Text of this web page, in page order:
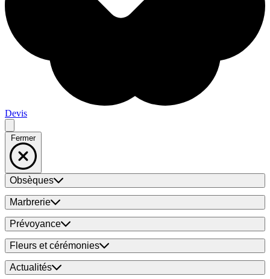
Devis
Fermer
Obsèques
Marbrerie
Prévoyance
Fleurs et cérémonies
Actualités